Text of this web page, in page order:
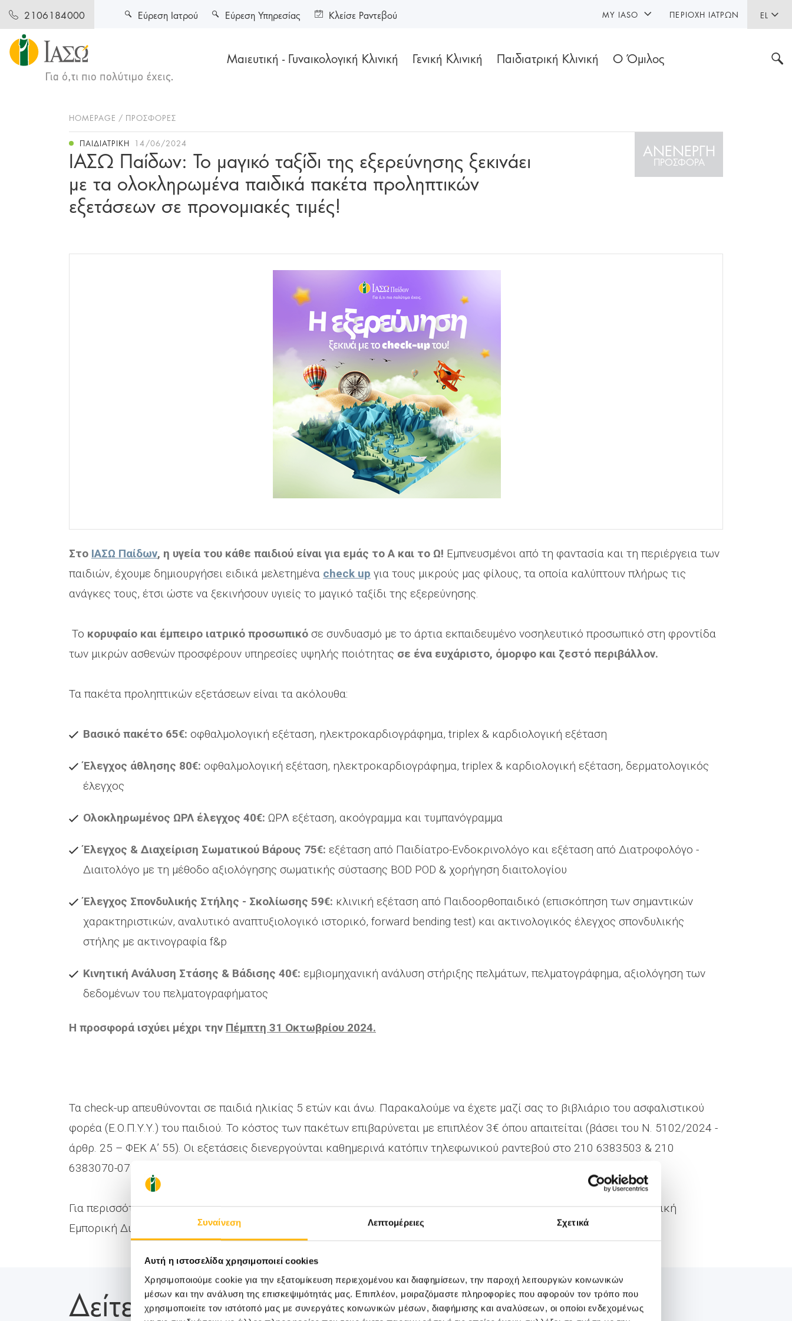
Συναίνεση Λεπτομέρειες Σχετικά
Αυτή η ιστοσελίδα χρησιμοποιεί cookies
Χρησιμοποιούμε cookie για την εξατομίκευση περιεχομένου και διαφημίσεων, την παροχή λειτουργιών κοινωνικών
μέσων και την ανάλυση της επισκεψιμότητάς μας. Επιπλέον, μοιραζόμαστε πληροφορίες που αφορούν τον τρόπο που
χρησιμοποιείτε τον ιστότοπό μας με συνεργάτες κοινωνικών μέσων, διαφήμισης και αναλύσεων, οι οποίοι ενδεχομένως
2106184000 EL
Μαιευτική - Γυναικολογική Κλινική Γενική Κλινική Παιδιατρική Κλινική Ο Όμιλος
Εύρεση Ιατρού Εύρεση Υπηρεσίας Κλείσε Ραντεβού MY IASO ΠΕΡΙΟΧΉ ΙΑΤΡΏΝ
HOMEPAGE ΠΡΟΣΦΟΡΕΣ
ΑΝΕΝΕΡΓΗ
ΠΡΟΣΦΟΡΑ
ΠΑΙΔΙΑΤΡΙΚΉ 14/06/2024
ΙΑΣΩ Παίδων: Το μαγικό ταξίδι της εξερεύνησης ξεκινάει
με τα ολοκληρωμένα παιδικά πακέτα προληπτικών
εξετάσεων σε προνομιακές τιμές!
Στο ΙΑΣΩ Παίδων, η υγεία του κάθε παιδιού είναι για εμάς το Α και το Ω! Εμπνευσμένοι από τη φαντασία και τη περιέργεια των
παιδιών, έχουμε δημιουργήσει ειδικά μελετημένα check up για τους μικρούς μας φίλους, τα οποία καλύπτουν πλήρως τις
ανάγκες τους, έτσι ώστε να ξεκινήσουν υγιείς το μαγικό ταξίδι της εξερεύνησης.
Το κορυφαίο και έμπειρο ιατρικό προσωπικό σε συνδυασμό με το άρτια εκπαιδευμένο νοσηλευτικό προσωπικό στη φροντίδα
των μικρών ασθενών προσφέρουν υπηρεσίες υψηλής ποιότητας σε ένα ευχάριστο, όμορφο και ζεστό περιβάλλον.
Τα πακέτα προληπτικών εξετάσεων είναι τα ακόλουθα:
Βασικό πακέτο 65€: οφθαλμολογική εξέταση, ηλεκτροκαρδιογράφημα, triplex & καρδιολογική εξέταση
Έλεγχος άθλησης 80€: οφθαλμολογική εξέταση, ηλεκτροκαρδιογράφημα, triplex & καρδιολογική εξέταση, δερματολογικός
έλεγχος
Ολοκληρωμένος ΩΡΛ έλεγχος 40€: ΩΡΛ εξέταση, ακοόγραμμα και τυμπανόγραμμα
Έλεγχος & Διαχείριση Σωματικού Βάρους 75€: εξέταση από Παιδίατρο-Ενδοκρινολόγο και εξέταση από Διατροφολόγο -
Διαιτολόγο με τη μέθοδο αξιολόγησης σωματικής σύστασης BOD POD & χορήγηση διαιτολογίου
Έλεγχος Σπονδυλικής Στήλης - Σκολίωσης 59€: κλινική εξέταση από Παιδοορθοπαιδικό (επισκόπηση των σημαντικών
χαρακτηριστικών, αναλυτικό αναπτυξιολογικό ιστορικό, forward bending test) και ακτινολογικός έλεγχος σπονδυλικής
στήλης με ακτινογραφία f&p
Κινητική Ανάλυση Στάσης & Βάδισης 40€: εμβιομηχανική ανάλυση στήριξης πελμάτων, πελματογράφημα, αξιολόγηση των
δεδομένων του πελματογραφήματος
Η προσφορά ισχύει μέχρι την Πέμπτη 31 Οκτωβρίου 2024.
Τα check-up απευθύνονται σε παιδιά ηλικίας 5 ετών και άνω. Παρακαλούμε να έχετε μαζί σας το βιβλιάριο του ασφαλιστικού
φορέα (Ε.Ο.Π.Υ.Υ.) του παιδιού. Το κόστος των πακέτων επιβαρύνεται με επιπλέον 3€ όπου απαιτείται (βάσει του Ν. 5102/2024 -
άρθρ. 25 – ΦΕΚ Α’ 55). Οι εξετάσεις διενεργούνται καθημερινά κατόπιν τηλεφωνικού ραντεβού στο 210 6383503 & 210
6383070-072 (09:00-17:00).
Για περισσότερες δημοσιογραφικές πληροφορίες: Νάνσυ Χριστοπούλου, Διευθύντρια MKT , Επικοινωνίας & CSR, Γενική
Εμπορική Διεύθυνση Ομίλου ΙΑΣΩ, τηλ.: 210 6383917, E-mail: nchristopoulou@iaso.gr
Δείτε Επίσης